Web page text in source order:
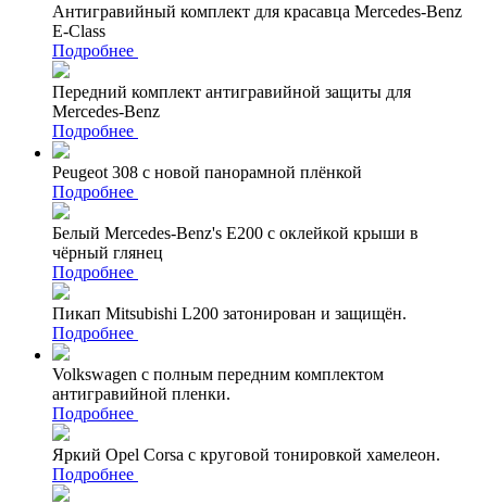
Антигравийный комплект для красавца Mercedes-Benz
E-Class
Подробнее
Передний комплект антигравийной защиты для
Mercedes-Benz
Подробнее
Peugeot 308 с новой панорамной плёнкой
Подробнее
Белый Mercedes-Benz's Е200 с оклейкой крыши в
чёрный глянец
Подробнее
Пикап Mitsubishi L200 затонирован и защищён.
Подробнее
Volkswagen с полным передним комплектом
антигравийной пленки.
Подробнее
Яркий Opel Corsa с круговой тонировкой хамелеон.
Подробнее